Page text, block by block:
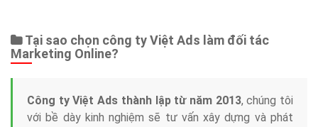
Tại sao chọn công ty Việt Ads làm đối tác
Marketing Online?
Công ty Việt Ads thành lập từ năm 2013, chúng tôi
với bề dày kinh nghiệm sẽ tư vấn xây dựng và phát